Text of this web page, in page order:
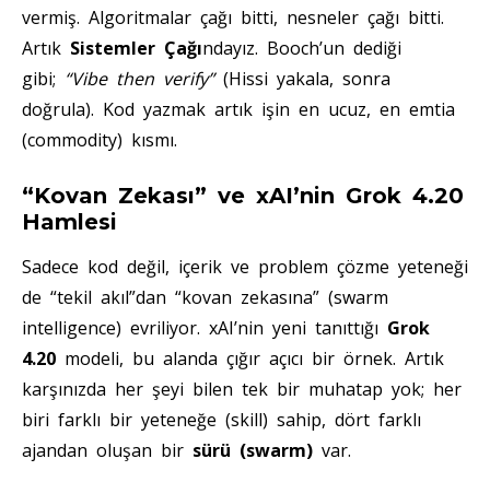
vermiş. Algoritmalar çağı bitti, nesneler çağı bitti.
Artık Sistemler Çağındayız. Booch’un dediği
gibi; “Vibe then verify”(Hissi yakala, sonra
doğrula). Kod yazmak artık işin en ucuz, en emtia
(commodity) kısmı.
“Kovan Zekası” ve xAI’nin Grok 4.20
Hamlesi
Sadece kod değil, içerik ve problem çözme yeteneği
de “tekil akıl”dan “kovan zekasına” (swarm
intelligence) evriliyor. xAI’nin yeni tanıttığı Grok
4.20 modeli, bu alanda çığır açıcı bir örnek. Artık
karşınızda her şeyi bilen tek bir muhatap yok; her
biri farklı bir yeteneğe (skill) sahip, dört farklı
ajandan oluşan bir sürü (swarm) var.